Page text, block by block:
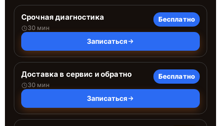
Срочная диагностика
30 мин
Бесплатно
Записаться
Доставка в сервис и обратно
30 мин
Бесплатно
Записаться